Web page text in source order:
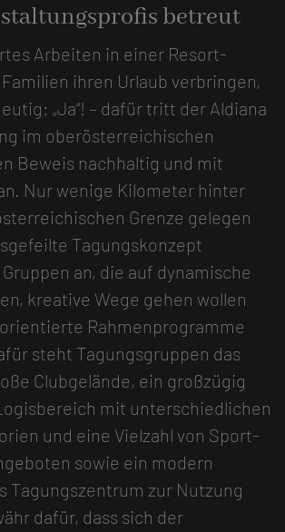
betreut
Arbeiten in einer Resort-
ihren Urlaub verbringen,
„Ja“! – dafür tritt der Aldiana
im oberösterreichischen
Beweis nachhaltig und mit
Nur wenige Kilometer hinter
Grenze gelegen
Tagungskonzept
an, die auf dynamische
kreative Wege gehen wollen
Rahmenprogramme
steht Tagungsgruppen das
Clubgelände, ein großzügig
mit unterschiedlichen
und eine Vielzahl von Sport-
sowie ein modern
Tagungszentrum zur Nutzung
dafür, dass sich der